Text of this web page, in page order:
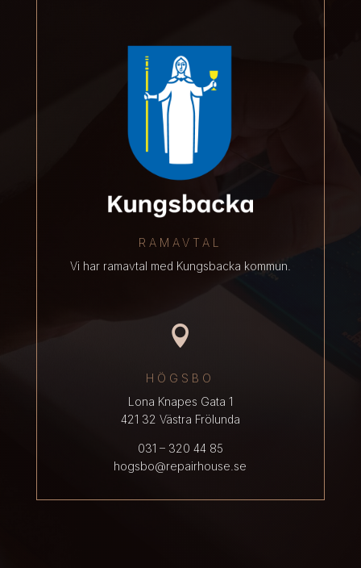
RAMAVTAL
Vi har ramavtal med Kungsbacka kommun.

HÖGSBO
Lona Knapes Gata 1
421 32 Västra Frölunda
031 – 320 44 85
hogsbo@repairhouse.se